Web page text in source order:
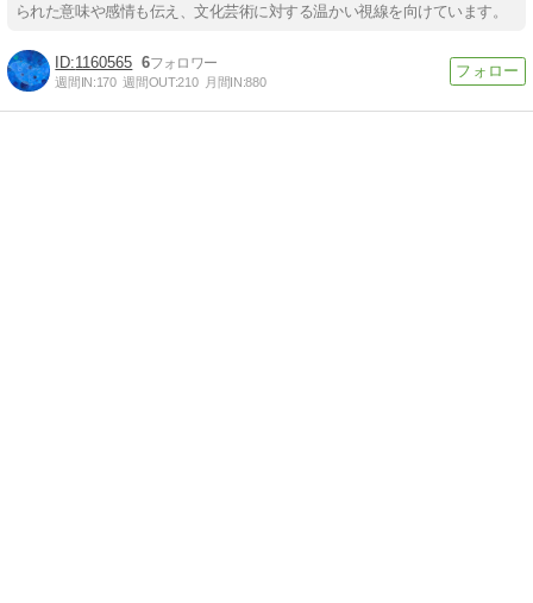
られた意味や感情も伝え、文化芸術に対する温かい視線を向けています。
1160565 6
週間IN:170 週間OUT:210 月間IN:880